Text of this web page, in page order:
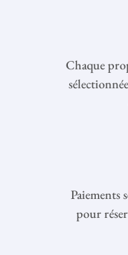
Chaque
Paiements
pour